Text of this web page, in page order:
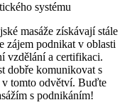
systému
masáže získávají stále
zájem podnikat v oblasti
vzdělání a certifikaci.
dobře komunikovat s
tomto odvětví. Buďte
s podnikáním!